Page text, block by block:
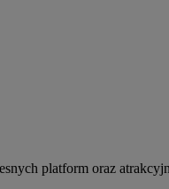
platform oraz